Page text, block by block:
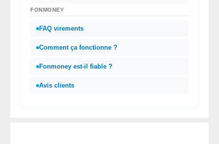
FONMONEY
FAQ virements
Comment ça fonctionne ?
Fonmoney est-il fiable ?
Avis clients